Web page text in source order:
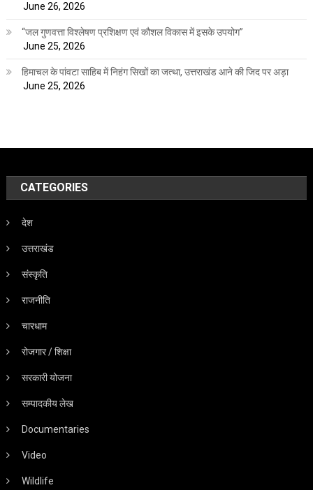
June 26, 2026
“जल गुणवत्ता विश्लेषण प्रशिक्षण एवं कौशल विकास में इसके उपयोग”
June 25, 2026
हिमाचल के पांवटा साहिब में निहंग सिखों का जत्था, उत्तराखंड आने की जिद पर अड़ा
June 25, 2026
CATEGORIES
देश
उत्तराखंड
संस्कृति
राजनीति
चारधाम
रोजगार / शिक्षा
सरकारी योजना
सम्पादकीय लेख
Documentaries
Video
Wildlife